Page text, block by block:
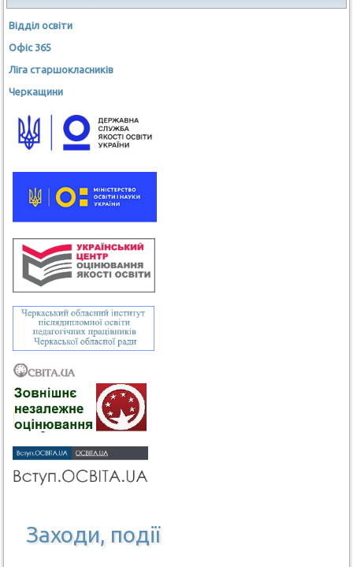
Відділ освіти
Офіс 365
Ліга старшокласників
Черкащини
Заходи, події